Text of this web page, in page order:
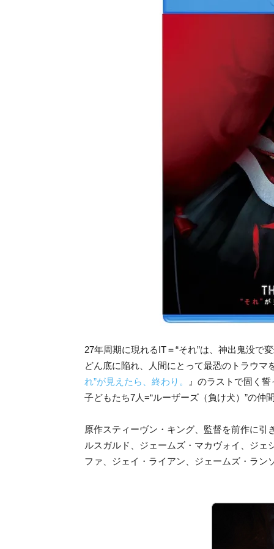
27年周期に現れるIT＝“それ”は、神出鬼没で
どん底に陥れ、人間にとって最恐のトラウ
れ”が見えたら、終わり。
』のラストで固く
子どもたち7人=“ルーザーズ（負け犬）”の仲
原作スティーヴン・キング、監督を前作に
ルスガルド、ジェームズ・マカヴォイ、ジ
ファ、ジェイ・ライアン、ジェームズ・ラン